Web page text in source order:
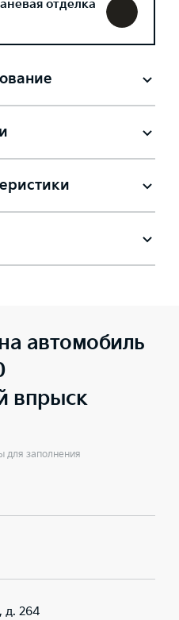
отделка
автомобиль
впрыск
для заполнения
д. 264